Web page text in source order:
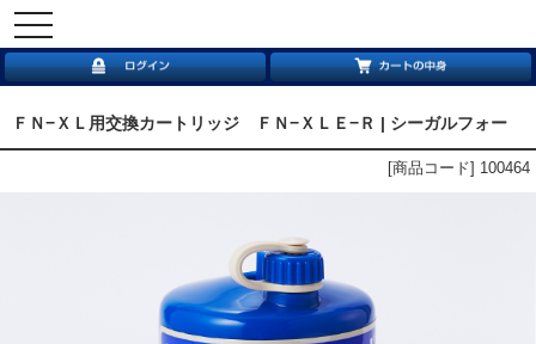
toggle
navigation
ＦＮ−ＸＬ用交換カートリッジ ＦＮ−ＸＬＥ−Ｒ | シーガルフォー
[商品コード] 100464